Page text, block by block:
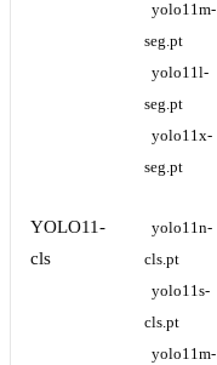
yolo11m-
seg.pt
yolo11l-
seg.pt
yolo11x-
seg.pt
YOLO11-
cls
yolo11n-
cls.pt
yolo11s-
cls.pt
yolo11m-